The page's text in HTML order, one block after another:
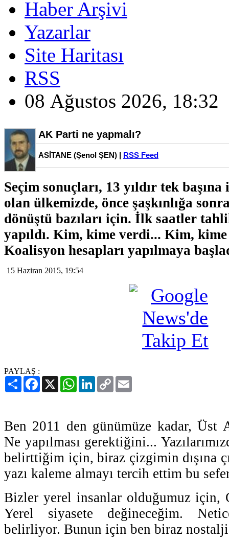
Haber Arşivi
Yazarlar
Site Haritası
RSS
08 Ağustos 2026, 18:32
AK Parti ne yapmalı?
ASİTANE (Şenol ŞEN) | RSS Feed
Seçim sonuçları, 13 yıldır tek başına
olan ülkemizde, önce şaşkınlığa
dönüştü bazıları için. İlk saatler
yapıldı. Kim, kime verdi... Kim,
Koalisyon hesapları yapılmaya
15 Haziran 2015, 19:54
PAYLAŞ :
PaylaşFacebook
X WhatsAppLinkedIn
Copy
Link
Ben 2011 den günümüze kadar, Üst
Ne yapılması gerektiğini...
belirttiğim için, biraz çizgimin dışına
yazı kaleme almayı tercih ettim bu
Bizler yerel insanlar olduğumuz için,
Yerel siyasete değineceğim.
belirliyor. Bunun için ben biraz